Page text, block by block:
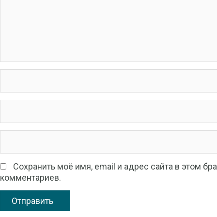
Сохранить моё имя, email и адрес сайта в этом
комментариев.